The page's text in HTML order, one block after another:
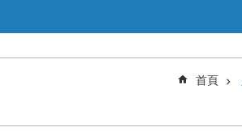
首頁